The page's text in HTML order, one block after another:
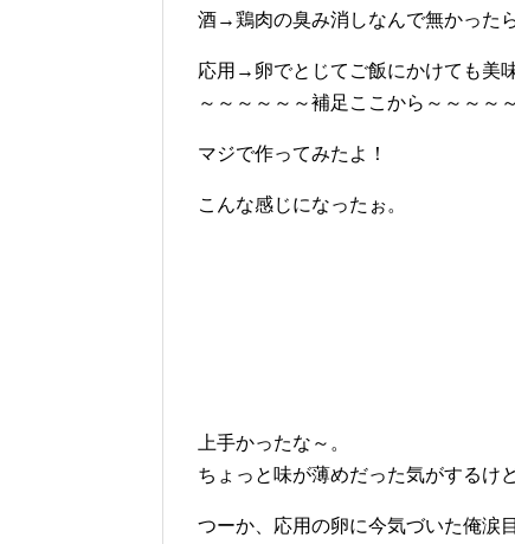
酒→鶏肉の臭み消しなんで無かった
応用→卵でとじてご飯にかけても美
～～～～～～補足ここから～～～～
マジで作ってみたよ！
こんな感じになったぉ。
上手かったな～。
ちょっと味が薄めだった気がするけ
つーか、応用の卵に今気づいた俺涙